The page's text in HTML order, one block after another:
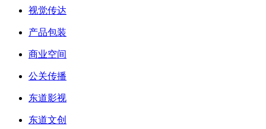
视觉传达
产品包装
商业空间
公关传播
东道影视
东道文创